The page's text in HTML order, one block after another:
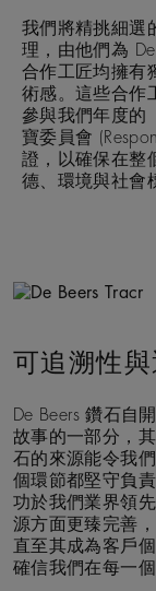
我們將精挑細選
理，由他們為
合作工匠均擁有
術感。這些合作
參與我們年度的
寶委員會
證，以確保在整
德、環境與社會
可追溯性
De Beers 鑽石自
故事的一部分，
石的來源能令我
個環節都堅守負
功於我們業界領
源方面更臻完善
直至其成為客戶
確信我們在每一